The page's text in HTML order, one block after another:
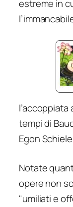
estreme in
tempi di
Egon
Notate
opere non
"umiliati e